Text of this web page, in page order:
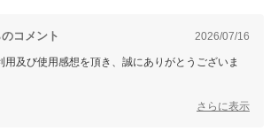
コメント 2026/07/16
用及び使用感想を頂き、誠にありがとうございま
ず、丁寧なご使用感想をいただき本当に嬉しい限り
さらに表示